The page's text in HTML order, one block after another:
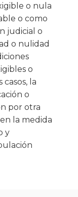
o nula
o como
judicial o
o nulidad
o
la
o
por otra
la medida
y